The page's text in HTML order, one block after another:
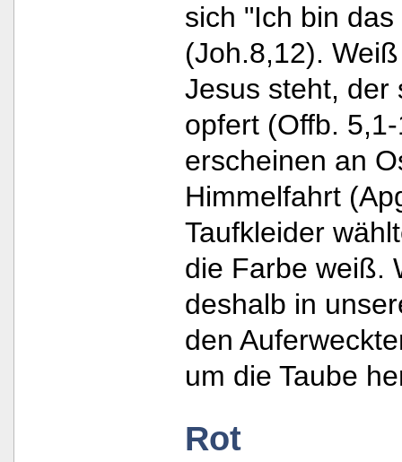
sich "Ich bin
(Joh.8,12).
Jesus steht, der
opfert (Offb.
erscheinen an
Himmelfahrt
Taufkleider
die Farbe weiß.
deshalb in
den
um die Taube
Rot